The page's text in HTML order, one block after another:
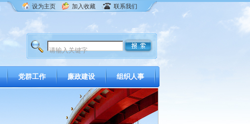
设为主页 加入收藏 联系我们
党群工作 廉政建设 组织人事